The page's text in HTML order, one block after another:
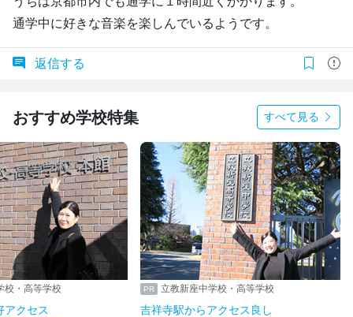
通学中に好きな音楽を楽しんでいるようです。
返信する
おすすめ学校特集 すべて見る
校・高等学校
アクセス
立教新座中学校・高等学校
吉祥寺駅からアクセス良し